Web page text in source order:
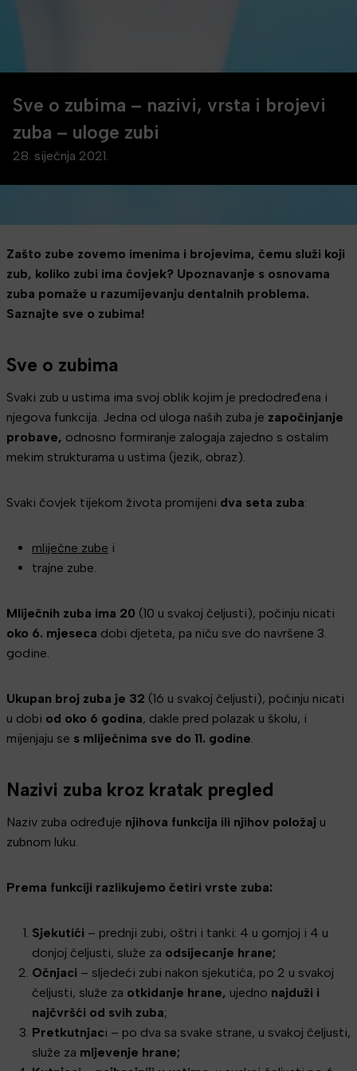
Sve o zubima – nazivi, vrsta i brojevi
zuba – uloge zubi
28. siječnja 2021.
Zašto zube zovemo imenima i brojevima, čemu služi koji
zub, koliko zubi ima čovjek? Upoznavanje s osnovama
zuba pomaže u razumijevanju dentalnih problema.
Saznajte sve o zubima!
Sve o zubima
Svaki zub u ustima ima svoj oblik kojim je predodređena i
njegova funkcija. Jedna od uloga naših zuba je započinjanje
probave, odnosno formiranje zalogaja zajedno s ostalim
mekim strukturama u ustima (jezik, obraz).
Svaki čovjek tijekom života promijeni dva seta zuba:
mliječne zube i
trajne zube.
Mliječnih zuba ima 20 (10 u svakoj čeljusti), počinju nicati
oko 6. mjeseca dobi djeteta, pa niču sve do navršene 3.
godine.
Ukupan broj zuba je 32 (16 u svakoj čeljusti), počinju nicati
u dobi od oko 6 godina, dakle pred polazak u školu, i
mijenjaju se s mliječnima sve do 11. godine.
Nazivi zuba kroz kratak pregled
Naziv zuba određuje njihova funkcija ili njihov položaj u
zubnom luku.
Prema funkciji razlikujemo četiri vrste zuba:
Sjekutići – prednji zubi, oštri i tanki: 4 u gornjoj i 4 u
donjoj čeljusti, služe za odsijecanje hrane;
Očnjaci – sljedeći zubi nakon sjekutića, po 2 u svakoj
čeljusti, služe za otkidanje hrane, ujedno najduži i
najčvršći od svih zuba;
Pretkutnjaci – po dva sa svake strane, u svakoj čeljusti,
služe za mljevenje hrane;